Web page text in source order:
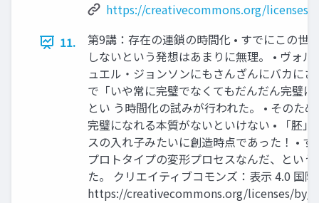
https://creativecommons.org/licenses/
11.
第9講：存在の連鎖の時間化 • すでにこの世
しないという発想はあまりに無理。 • ヴォ
ュエル・ジョンソンにもさんざんにバカにさ
で「いや常に完璧でなくてもだんだん完璧
とい う時間化の試みが行われた。 • そのた
完璧になれる本質がないといけない • 「胚
スの入れ子みたいに創造時点であった！ • す
プロトタイプの変形プロセスなんだ、とい
た。 クリエイティブコモンズ：表示 4.0 国際
https://creativecommons.org/licenses/by/